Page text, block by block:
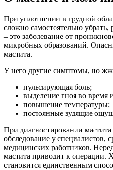
При уплотнении в грудной
сложно самостоятельно убрать,
– это заболевание от
микробных образований.
мастита.
У него другие симптомы, но
пульсирующая боль;
выделение гноя во время
повышение температуры;
постоянные зудящие
При диагностировании мастита
обследование у специалистов,
медицинских работников.
мастита приводит к операции.
становится единственным